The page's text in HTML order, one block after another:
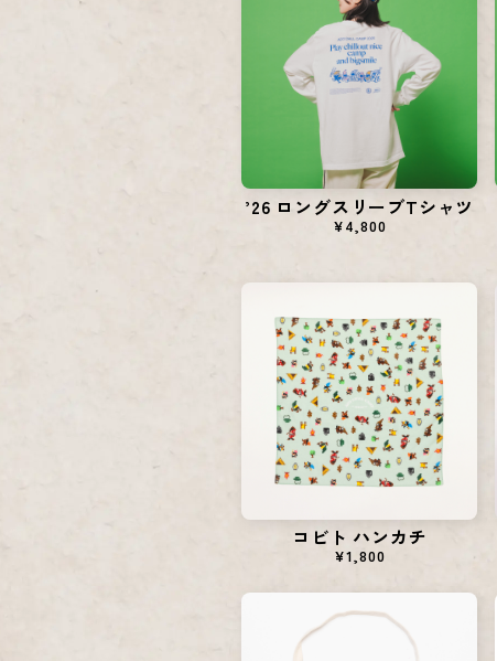
’26 ロングスリーブTシャツ
¥4,800
コビト ハンカチ
¥1,800